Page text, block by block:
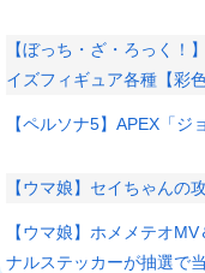
【ぼっち・ざ・ろっく！
イズフィギュア各種【彩
【ペルソナ5】APEX「ジ
【ウマ娘】セイちゃんの
【ウマ娘】ホメメテオ
ナルステッカーが抽選で